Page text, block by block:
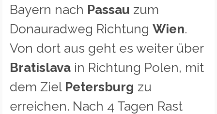
Bayern nach Passau zum
Donauradweg Richtung Wien.
Von dort aus geht es weiter über
Bratislava in Richtung Polen, mit
dem Ziel Petersburg zu
erreichen. Nach 4 Tagen Rast